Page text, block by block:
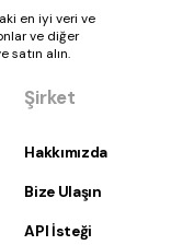
en iyi veri ve
ve diğer
satın alın.
Şirket
Hakkımızda
Bize Ulaşın
API İsteği